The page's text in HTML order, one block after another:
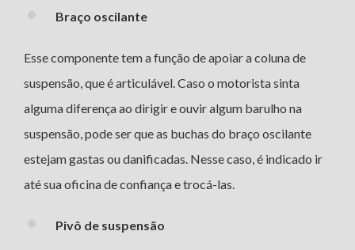
Braço oscilante
Esse componente tem a função de apoiar a coluna de
suspensão, que é articulável. Caso o motorista sinta
alguma diferença ao dirigir e ouvir algum barulho na
suspensão, pode ser que as buchas do braço oscilante
estejam gastas ou danificadas. Nesse caso, é indicado ir
até sua oficina de confiança e trocá-las.
Pivô de suspensão